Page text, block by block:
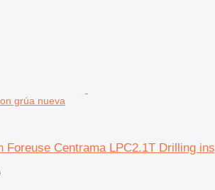
grúa nueva
Foreuse Centrama LPC2.1T Drilling ins